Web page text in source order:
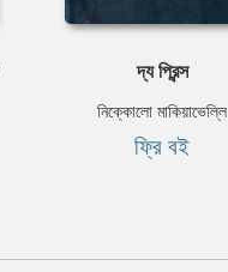
দ্য প্রিন্স
নিক্কোলো মাকিয়াভেল্লি
ফ্রি বই